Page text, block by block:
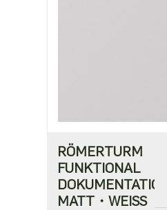
RÖMERTURM
FUNKTIONAL
MATT・WEISS